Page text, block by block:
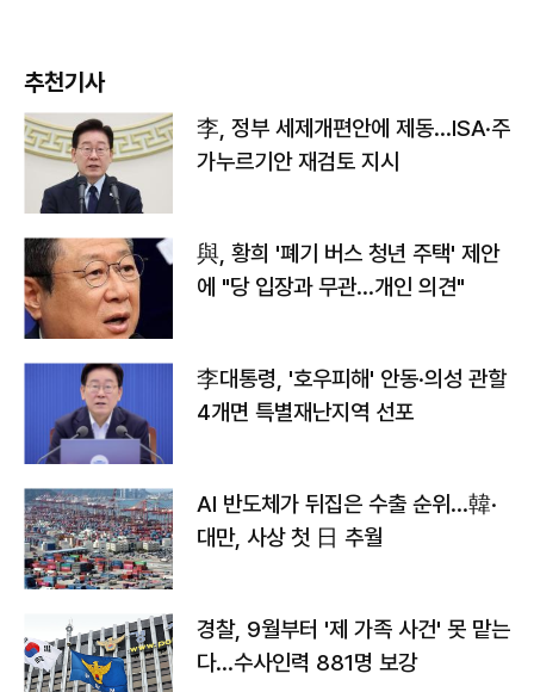
추천기사
李, 정부 세제개편안에 제동…ISA·주
가누르기안 재검토 지시
與, 황희 '폐기 버스 청년 주택' 제안
에 "당 입장과 무관…개인 의견"
李대통령, '호우피해' 안동·의성 관할
4개면 특별재난지역 선포
AI 반도체가 뒤집은 수출 순위…韓·
대만, 사상 첫 日 추월
경찰, 9월부터 '제 가족 사건' 못 맡는
다…수사인력 881명 보강